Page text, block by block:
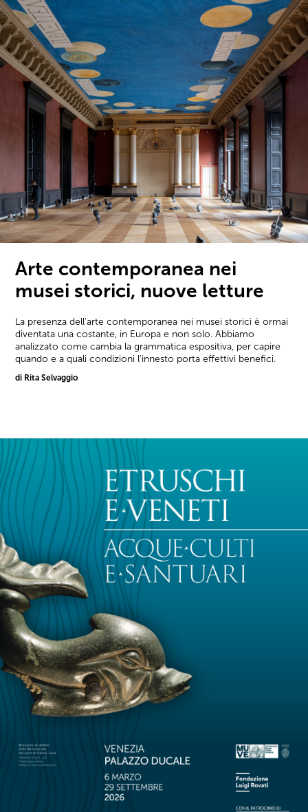
Arte contemporanea nei
musei storici, nuove letture
La presenza dell'arte contemporanea nei musei storici è ormai
diventata una costante, in Europa e non solo. Abbiamo
analizzato come cambia la grammatica espositiva, per capire
quando e a quali condizioni l'innesto porta effettivi benefici.
di Rita Selvaggio